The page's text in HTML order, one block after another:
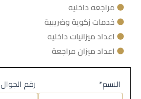
مراجعه داخليه
خدمات زكوية وضريبية
اعداد ميزانيات داخليه
اعداد ميزان مراجعة
*رقم الجوال
*الاسم